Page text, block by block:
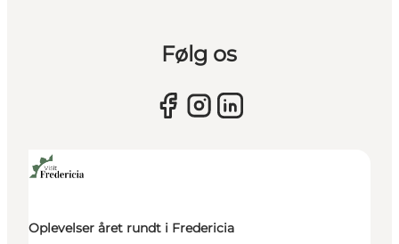
Følg os
Oplevelser året rundt i Fredericia